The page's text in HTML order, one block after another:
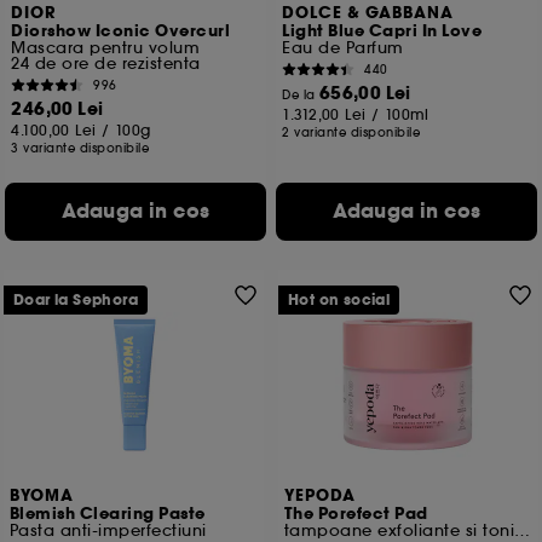
DIOR
Diorshow Iconic Overcurl
Mascara pentru volum
24 de ore de rezistenta
996
246,00 Lei
4.100,00 Lei / 100g
3 variante disponibile
Adauga in cos
DOLCE & GABBANA
Light Blue Capri In Love
Eau de Parfum
440
De la 656,00 Lei
1.312,00 Lei / 100ml
2 variante disponibile
Adauga in cos
BYOMA
Blemish Clearing Paste
Pasta anti-imperfectiuni
Doar la Sephora
YEPODA
The Porefect Pad
tampoane exfoliante si tonifiante, cu AHA, BHA, PHA
Hot on social